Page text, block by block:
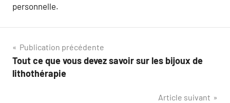
personnelle.
Navigation
de
Publication précédente
Tout ce que vous devez savoir sur les bijoux de
lithothérapie
Article suivant